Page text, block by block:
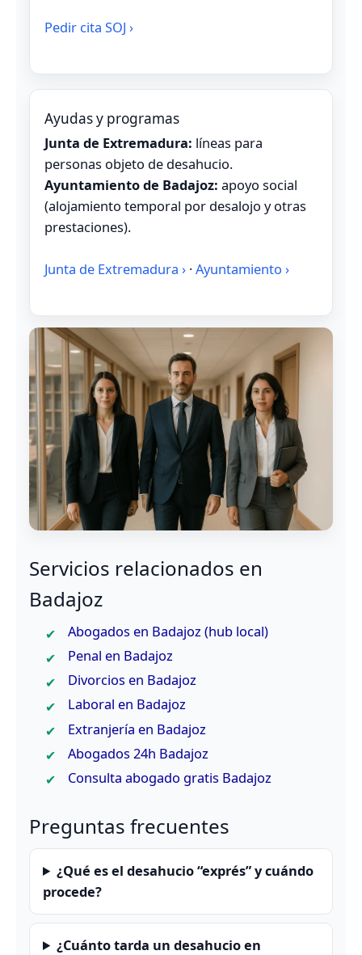
Pedir cita SOJ ›
Ayudas y programas
Junta de Extremadura: líneas para
personas objeto de desahucio.
Ayuntamiento de Badajoz: apoyo social
(alojamiento temporal por desalojo y otras
prestaciones).
Junta de Extremadura › ·Ayuntamiento ›
Servicios relacionados en
Badajoz
Abogados en Badajoz (hub local)
Penal en Badajoz
Divorcios en Badajoz
Laboral en Badajoz
Extranjería en Badajoz
Abogados 24h Badajoz
Consulta abogado gratis Badajoz
Preguntas frecuentes
¿Qué es el desahucio “exprés” y cuándo
procede?
¿Cuánto tarda un desahucio en